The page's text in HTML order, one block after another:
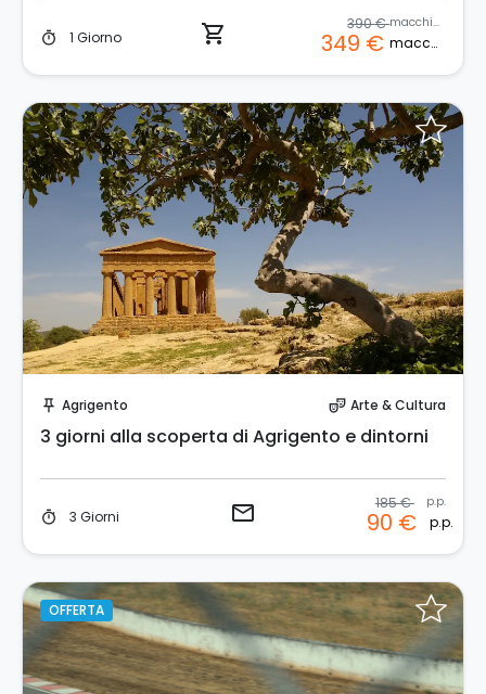
timer 1 Giorno shopping_cart 390 € macchina
349 € macchina
push_pin Agrigento theater_comedy Arte & Cultura
3 giorni alla scoperta di Agrigento e dintorni
timer 3 Giorni email 185 € p.p.
90 € p.p.
OFFERTA